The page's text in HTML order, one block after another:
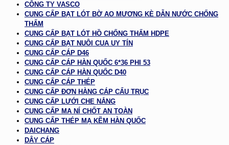
CÔNG TY VASCO
CUNG CẤP BẠT LÓT BỜ AO MƯƠNG KÈ DẪN NƯỚC CHỐNG
THẤM
CUNG CẤP BẠT LÓT HỒ CHỐNG THẤM HDPE
CUNG CẤP BẠT NUÔI CUA UY TÍN
CUNG CẤP CÁP D46
CUNG CẤP CÁP HÀN QUỐC 6*36 PHI 53
CUNG CẤP CÁP HÀN QUỐC D40
CUNG CẤP CÁP THÉP
CUNG CẤP ĐƠN HÀNG CÁP CẨU TRỤC
CUNG CẤP LƯỚI CHE NẮNG
CUNG CẤP MA NÍ CHỐT AN TOÀN
CUNG CẤP THÉP MẠ KẼM HÀN QUỐC
DAICHANG
DÂY CÁP